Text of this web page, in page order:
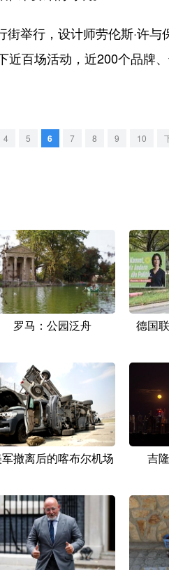
行，设计师劳伦斯·许与
百场活动，近200个品牌、
4 5 6 7 8 9 10
罗马：公园泛舟 德国
撤离后的喀布尔机场 吉